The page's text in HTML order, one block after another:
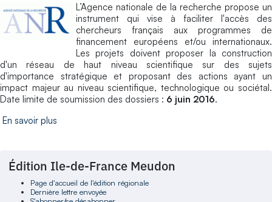
L’Agence nationale de la recherche propose un
instrument qui vise à faciliter l'accès des
chercheurs français aux programmes de
financement européens et/ou internationaux.
Les projets doivent proposer la construction
d'un réseau de haut niveau scientifique sur des sujets
d'importance stratégique et proposant des actions ayant un
impact majeur au niveau scientifique, technologique ou sociétal.
Date limite de soumission des dossiers : 6 juin 2016.
En savoir plus
Édition Ile-de-France Meudon
Page d'accueil de l'édition régionale
Dernière lettre envoyée